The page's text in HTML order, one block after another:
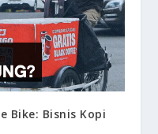
Bike: Bisnis Kopi